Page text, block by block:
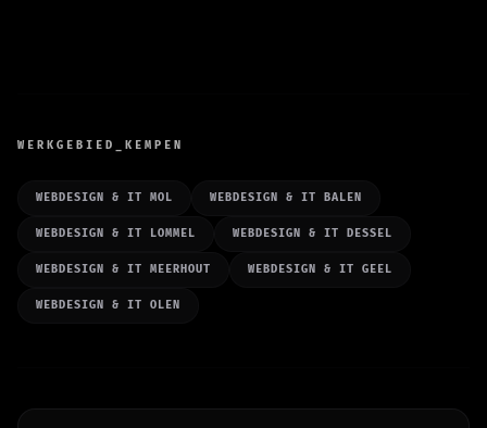
WERKGEBIED_KEMPEN
WEBDESIGN & IT MOL WEBDESIGN & IT BALEN
WEBDESIGN & IT LOMMEL WEBDESIGN & IT DESSEL
WEBDESIGN & IT MEERHOUT WEBDESIGN & IT GEEL
WEBDESIGN & IT OLEN